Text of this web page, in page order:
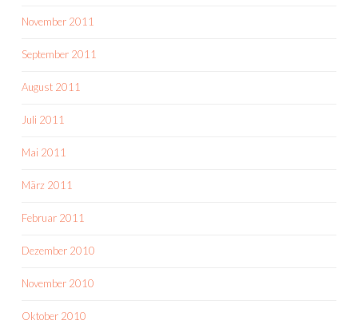
November 2011
September 2011
August 2011
Juli 2011
Mai 2011
März 2011
Februar 2011
Dezember 2010
November 2010
Oktober 2010